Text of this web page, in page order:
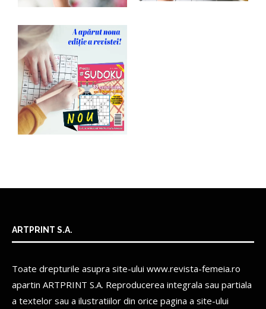
ARTPRINT S.A.
Toate drepturile asupra site-ului www.revista-femeia.ro
apartin ARTPRINT S.A. Reproducerea integrala sau partiala
a textelor sau a ilustratiilor din orice pagina a site-ului